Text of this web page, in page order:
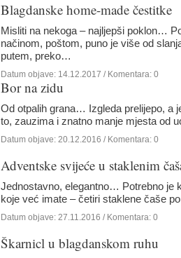
Blagdanske home-made čestitke
Misliti na nekoga – najljepši poklon…
načinom, poštom, puno je više od
putem, preko…
Datum objave: 14.12.2017 / Komentara: 0
Bor na zidu
Od otpalih grana… Izgleda prelijepo, a
to, zauzima i znatno manje mjesta od
Datum objave: 20.12.2016 / Komentara: 0
Adventske svijeće u staklenim
Jednostavno, elegantno… Potrebno je
koje već imate – četiri staklene čaše
Datum objave: 27.11.2016 / Komentara: 0
Škarnicl u blagdanskom ruhu